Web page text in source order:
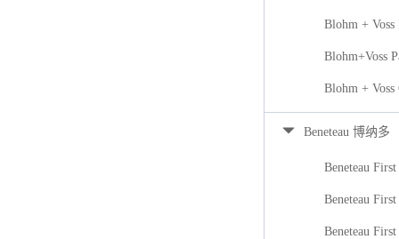
Blohm +
Blohm+Voss
Blohm + Voss
Beneteau 博纳多
Beneteau
Beneteau
Beneteau